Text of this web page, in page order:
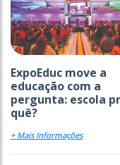
ExpoEduc move a
educação com a
pergunta: escola
quê?
+ Mais Informações